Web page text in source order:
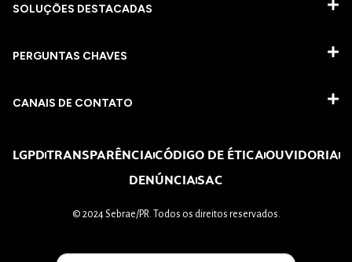
SOLUÇÕES DESTACADAS
PERGUNTAS CHAVES​
CANAIS DE CONTATO
LGPDTRANSPARÊNCIACÓDIGO DE ÉTICAOUVIDORIA
DENÚNCIASAC
© 2024 Sebrae/PR. Todos os direitos reservados.